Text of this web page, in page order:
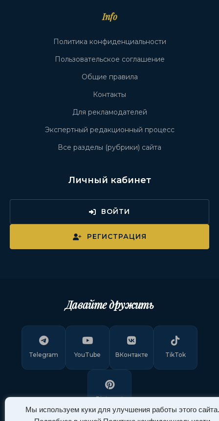
Мы используем куки для улучшения работы этого сайта.
Info
Политика конфиденциальности
Пользовательское соглашение
Общие правила
Контакты
Для рекламодателей
Экспертный редакционный процесс
Все разделы (рубрики) сайта
Личный кабинет
ВОЙТИ
РЕГИСТРАЦИЯ
Давайте дружить
Telegram YouTube ВКонтакте TikTok
Pinterest